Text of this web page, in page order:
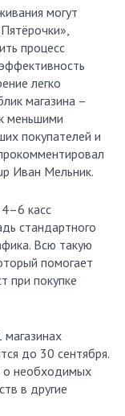
могут
процесс
легко
магазина –
меньшими
покупателей и
Иван Мельник.
касс
стандартного
Всю такую
помогает
при покупке
до 30 сентября.
о необходимых
в другие